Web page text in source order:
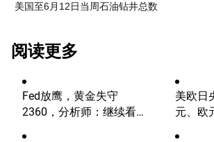
美国至6月12日当周石油钻井总数
阅读更多
Fed放鹰，黄金失守
2360，分析师：继续看
美欧日
元、欧